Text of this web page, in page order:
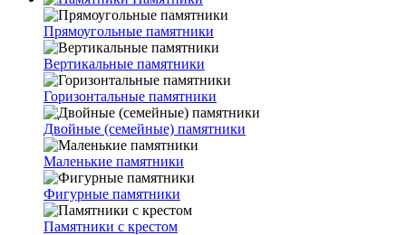
Прямоугольные памятники
Вертикальные памятники
Горизонтальные памятники
Двойные (семейные) памятники
Маленькие памятники
Фигурные памятники
Памятники с крестом